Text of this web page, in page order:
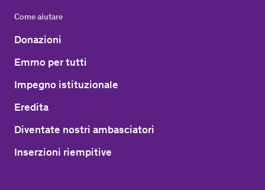
Come aiutare
Donazioni
Emmo per tutti
Impegno istituzionale
Eredita
Diventate nostri ambasciatori
Inserzioni riempitive